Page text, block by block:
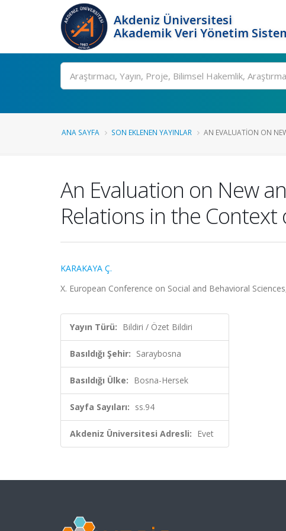
Akdeniz Üniversitesi
Akademik Veri Yönetim
Ara
ANA SAYFA SON EKLENEN YAYINLAR AN EVALUATION ON
An Evaluation on New
Relations in the
KARAKAYA Ç.
X. European Conference on Social and Behavioral
Yayın Türü: Bildiri / Özet Bildiri
Basıldığı Şehir: Saraybosna
Basıldığı Ülke: Bosna-Hersek
Sayfa Sayıları: ss.94
Akdeniz Üniversitesi Adresli: Evet